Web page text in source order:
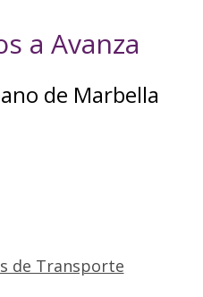
a Avanza
de Marbella
de Transporte